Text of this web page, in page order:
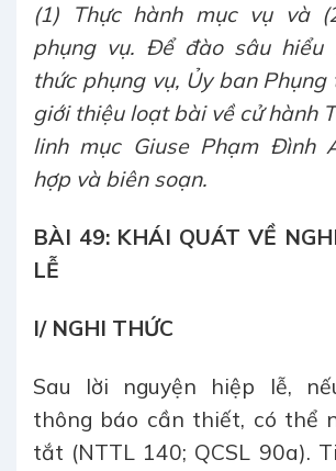
(1) Thực hành mục vụ và
phụng vụ. Để đào sâu hiểu
thức phụng vụ, Ủy ban
giới thiệu loạt bài về cử hành
linh mục Giuse Phạm Đình
hợp và biên soạn.
BÀI 49: KHÁI QUÁT VỀ
LỄ
I/ NGHI THỨC
Sau lời nguyện hiệp lễ,
thông báo cần thiết, có thể
tắt (NTTL 140; QCSL 90a).